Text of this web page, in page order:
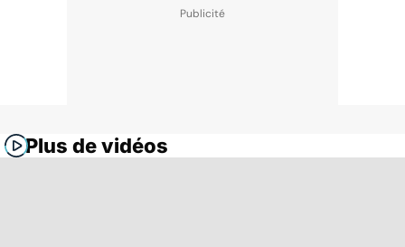
Plus de vidéos